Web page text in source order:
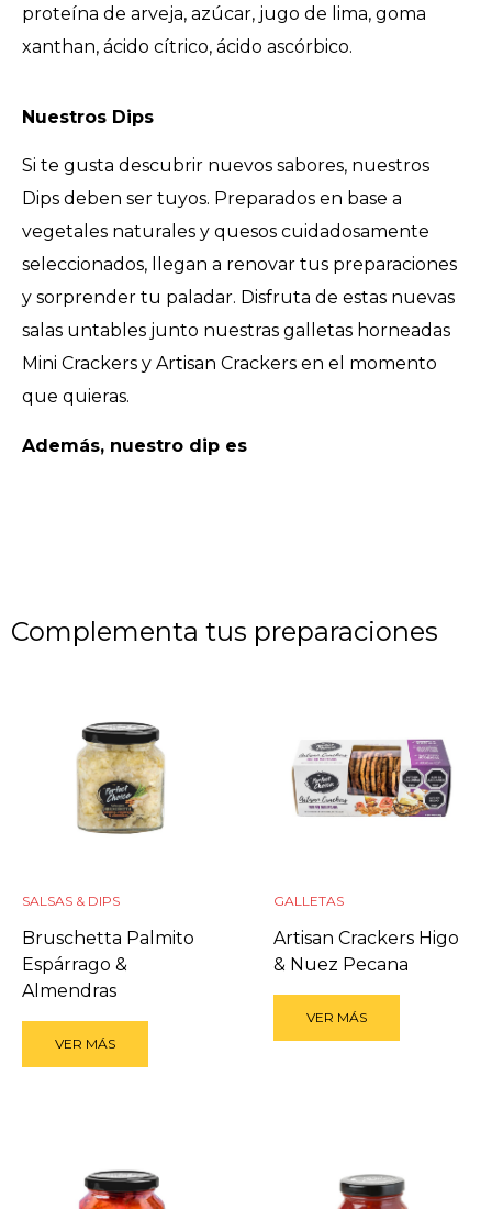
proteína de arveja, azúcar, jugo de lima, goma
xanthan, ácido cítrico, ácido ascórbico.
Nuestros Dips
Si te gusta descubrir nuevos sabores, nuestros
Dips deben ser tuyos. Preparados en base a
vegetales naturales y quesos cuidadosamente
seleccionados, llegan a renovar tus preparaciones
y sorprender tu paladar. Disfruta de estas nuevas
salas untables junto nuestras galletas horneadas
Mini Crackers y Artisan Crackers en el momento
que quieras.
Además, nuestro dip es
Complementa tus preparaciones
SALSAS & DIPS
Bruschetta Palmito
Espárrago &
Almendras
VER MÁS
GALLETAS
Artisan Crackers Higo
& Nuez Pecana
VER MÁS